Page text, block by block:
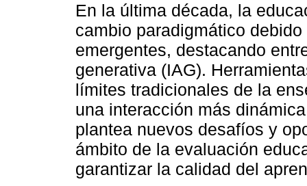
En la última década, la
cambio paradigmático
emergentes, destacando
generativa (IAG).
límites tradicionales de la
una interacción más
plantea nuevos desafíos y
ámbito de la evaluación
garantizar la calidad del